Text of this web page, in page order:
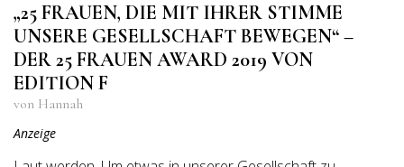
„25 FRAUEN, DIE MIT IHRER STIMME
UNSERE GESELLSCHAFT BEWEGEN“ –
DER 25 FRAUEN AWARD 2019 VON
EDITION F
von Hannah
Anzeige